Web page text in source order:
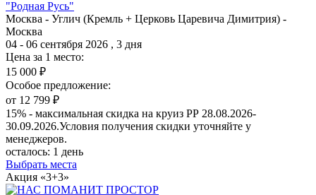
"Родная Русь"
Москва - Углич (Кремль + Церковь Царевича Димитрия) -
Москва
04 - 06 сентября 2026 , 3 дня
Цена за 1 место:
15 000 ₽
Особое предложение:
от 12 799 ₽
15% - максимальная скидка на круиз РР 28.08.2026-
30.09.2026.Условия получения скидки уточняйте у
менеджеров.
осталось: 1 день
Выбрать места
Акция «3+3»